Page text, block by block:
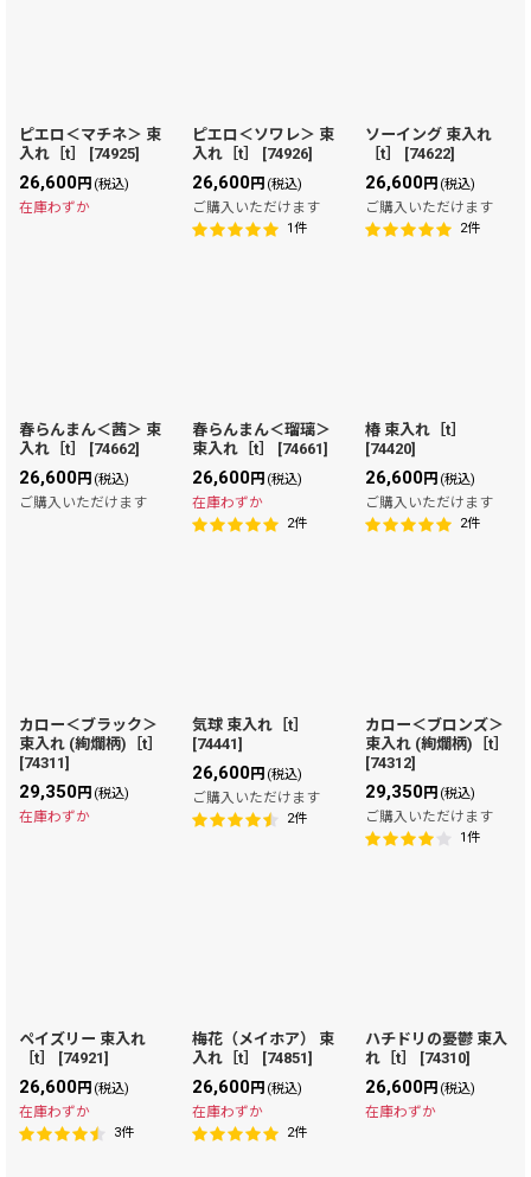
ピエロ＜マチネ＞ 束
入れ［t］
[74925]
26,600円 (税込)
在庫わずか
ピエロ＜ソワレ＞ 束
入れ［t］
[74926]
26,600円 (税込)
ご購入いただけます
1件
ソーイング 束入れ
［t］
[74622]
26,600円 (税込)
ご購入いただけます
2件
春らんまん＜茜＞ 束
入れ［t］
[74662]
26,600円 (税込)
ご購入いただけます
春らんまん＜瑠璃＞
束入れ［t］
[74661]
26,600円 (税込)
在庫わずか
2件
椿 束入れ［t］
[74420]
26,600円 (税込)
ご購入いただけます
2件
カロー＜ブラック＞
束入れ (絢爛柄)［t］
[74311]
29,350円 (税込)
在庫わずか
気球 束入れ［t］
[74441]
26,600円 (税込)
ご購入いただけます
2件
カロー＜ブロンズ＞
束入れ (絢爛柄)［t］
[74312]
29,350円 (税込)
ご購入いただけます
1件
ペイズリー 束入れ
［t］
[74921]
26,600円 (税込)
在庫わずか
3件
梅花（メイホア） 束
入れ［t］
[74851]
26,600円 (税込)
在庫わずか
2件
ハチドリの憂鬱 束入
れ［t］
[74310]
26,600円 (税込)
在庫わずか